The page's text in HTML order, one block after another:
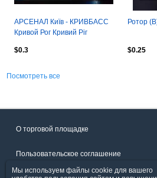
АРСЕНАЛ Київ - КРИВБАСС
Кривой Рог Кривий Ріг
30%!дз
$0.3
Ротор
$0.25
Посмотреть все
О торговой площадке
Пользовательское соглашение
Мы используем файлы cookie для вашего